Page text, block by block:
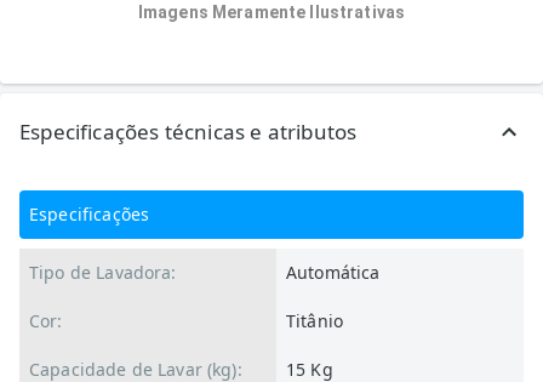
Imagens Meramente Ilustrativas
Especificações técnicas e atributos
Especificações
Tipo de Lavadora: Automática
Cor: Titânio
Capacidade de Lavar (kg): 15 Kg